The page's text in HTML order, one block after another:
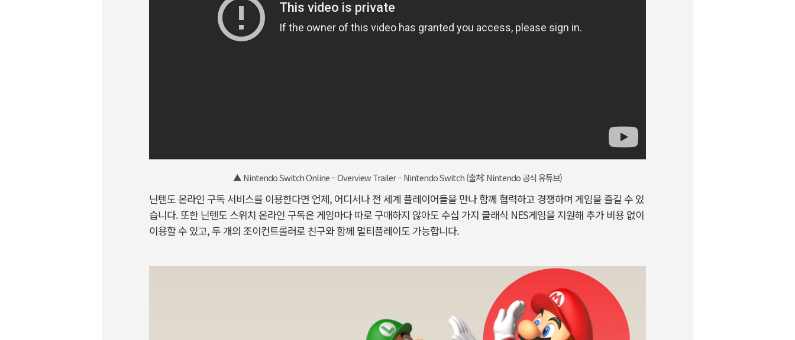
▲ Nintendo Switch Online – Overview Trailer – Nintendo Switch (출처: Nintendo 공식 유튜브)
닌텐도 온라인 구독 서비스를 이용한다면 언제, 어디서나 전 세계 플레이어들을 만나 함께 협력하고 경쟁하며 게임을 즐길 수 있
습니다. 또한 닌텐도 스위치 온라인 구독은 게임마다 따로 구매하지 않아도 수십 가지 클래식 NES게임을 지원해 추가 비용 없이
이용할 수 있고, 두 개의 조이컨트롤러로 친구와 함께 멀티플레이도 가능합니다.